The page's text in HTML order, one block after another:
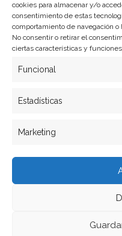
cookies para almacenar y/o
consentimiento de estas
comportamiento de navegación
No consentir o retirar el
ciertas características y
Funcional
Estadísticas
Marketing
Formas de pago
Plazos y condiciones de
Politica de devoluciones